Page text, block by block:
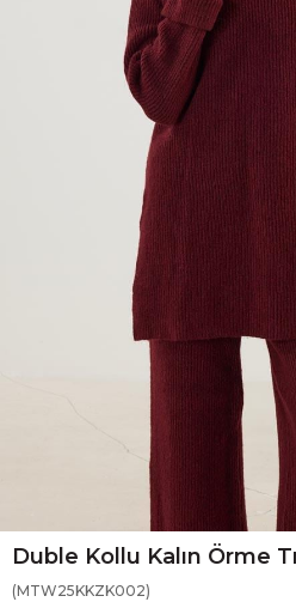
Duble Kollu Kalın Örme
(MTW25KKZK002)